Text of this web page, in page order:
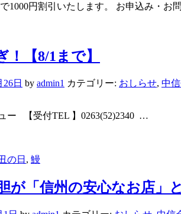
1000円割引いたします。 お申込み・
【8/1まで】
26日 by admin1 カテゴリー: おしらせ, 中
ー 【受付TEL 】0263(52)2340 …
の日 , 鰻
が「信州の安心なお店」